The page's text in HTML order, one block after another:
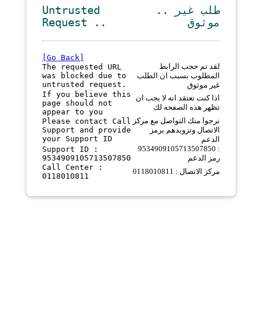
Untrusted
Request ..
.. طلب غير
موثوق
[Go Back]
The requested URL
was blocked due to
untrusted request.
لقد تم حجب الرابط
المطلوب بسبب ان الطلب
غير موثوق
If you believe this
page should not
appear to you
اذا كنت تعتقد انه لا يجب ان
تظهر هذه الصفحه لك
Please contact Call
Support and provide
your Support ID
نرجوا منك التواصل مع مركز
الاتصال وتزويدهم برمز
الدعم
Support ID :
9534909105713507850
9534909105713507850 :
رمز الدعم
Call Center :
0118010811
مركز الاتصال : 0118010811